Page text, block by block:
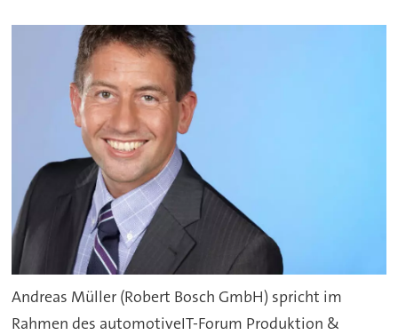
Andreas Müller (Robert Bosch GmbH) spricht im
Rahmen des automotiveIT-Forum Produktion &